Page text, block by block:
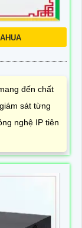
đến chất
sát từng
nghệ IP tiên